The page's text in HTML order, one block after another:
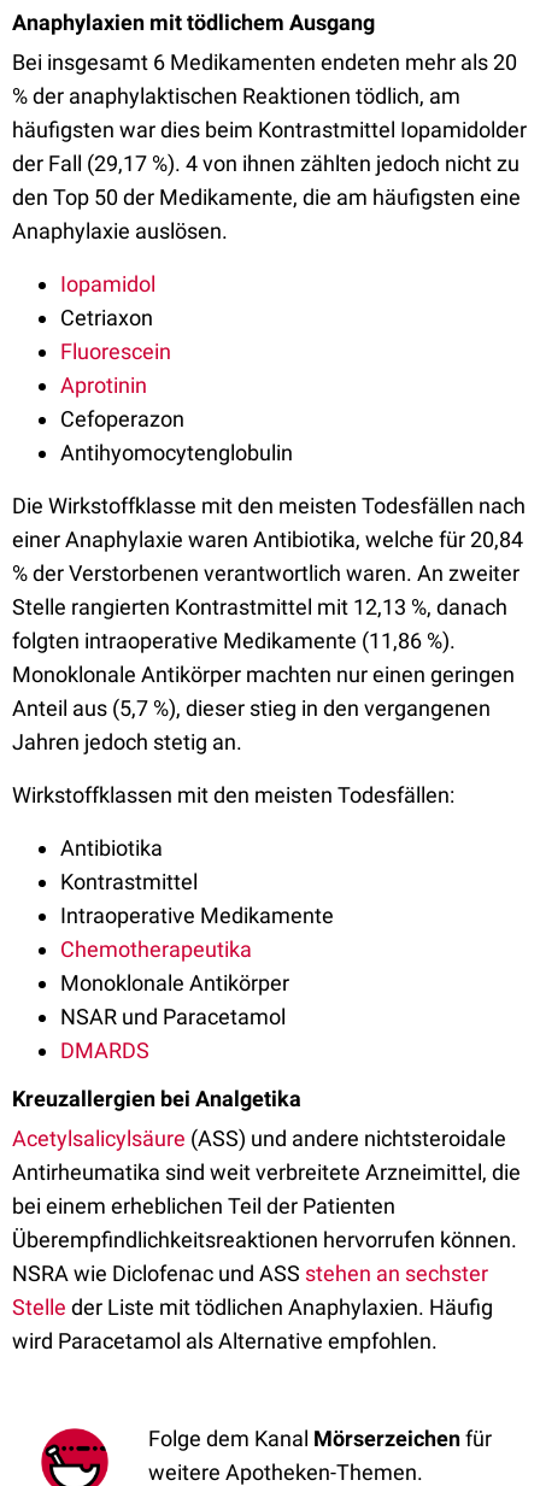
Anaphylaxien mit tödlichem Ausgang
Bei insgesamt 6 Medikamenten endeten mehr als 20
% der anaphylaktischen Reaktionen tödlich, am
häufigsten war dies beim Kontrastmittel Iopamidolder
der Fall (29,17 %). 4 von ihnen zählten jedoch nicht zu
den Top 50 der Medikamente, die am häufigsten eine
Anaphylaxie auslösen.
Iopamidol
Cetriaxon
Fluorescein
Aprotinin
Cefoperazon
Antihyomocytenglobulin
Die Wirkstoffklasse mit den meisten Todesfällen nach
einer Anaphylaxie waren Antibiotika, welche für 20,84
% der Verstorbenen verantwortlich waren. An zweiter
Stelle rangierten Kontrastmittel mit 12,13 %, danach
folgten intraoperative Medikamente (11,86 %).
Monoklonale Antikörper machten nur einen geringen
Anteil aus (5,7 %), dieser stieg in den vergangenen
Jahren jedoch stetig an.
Wirkstoffklassen mit den meisten Todesfällen:
Antibiotika
Kontrastmittel
Intraoperative Medikamente
Chemotherapeutika
Monoklonale Antikörper
NSAR und Paracetamol
DMARDS
Kreuzallergien bei Analgetika
Acetylsalicylsäure (ASS) und andere nichtsteroidale
Antirheumatika sind weit verbreitete Arzneimittel, die
bei einem erheblichen Teil der Patienten
Überempfindlichkeitsreaktionen hervorrufen können.
NSRA wie Diclofenac und ASS stehen an sechster
Stelle der Liste mit tödlichen Anaphylaxien. Häufig
wird Paracetamol als Alternative empfohlen.
Folge dem Kanal Mörserzeichenfür
weitere Apotheken-Themen.